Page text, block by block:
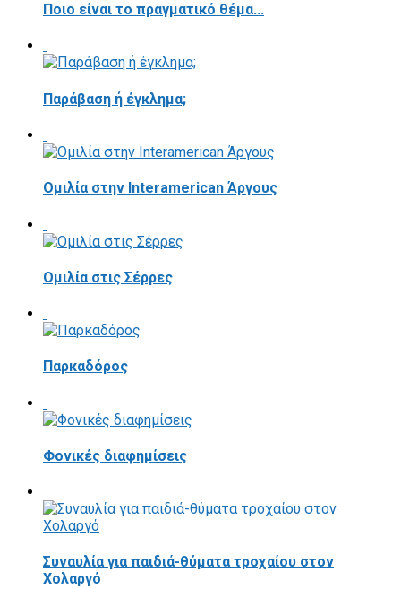
Ποιο είναι το πραγματικό θέμα...
Παράβαση ή έγκλημα;
Ομιλία στην Interamerican Άργους
Ομιλία στις Σέρρες
Παρκαδόρος
Φονικές διαφημίσεις
Συναυλία για παιδιά-θύματα τροχαίου στον
Χολαργό